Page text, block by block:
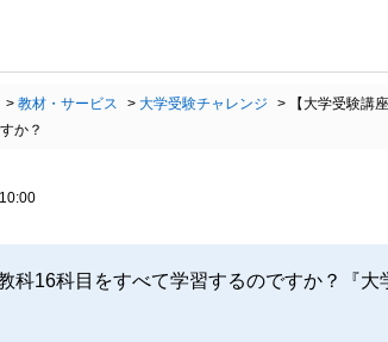
> 教材・サービス > 大学受験チャレンジ >
【大学受験講
か？
科16科目をすべて学習するのですか？『